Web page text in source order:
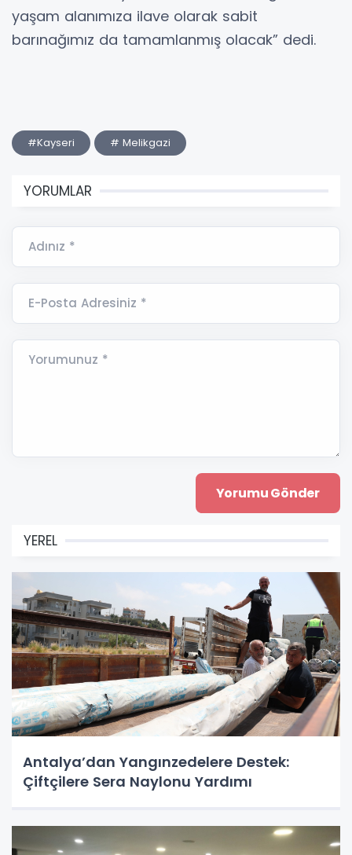
yaşam alanımıza ilave olarak sabit
barınağımız da tamamlanmış olacak” dedi.
#Kayseri # Melikgazi
YORUMLAR
Adınız *
E-Posta Adresiniz *
Yorumunuz *
YEREL
Antalya’dan Yangınzedelere Destek:
Çiftçilere Sera Naylonu Yardımı